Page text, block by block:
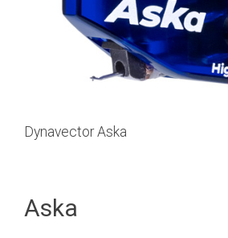
Dynavector Aska
Aska